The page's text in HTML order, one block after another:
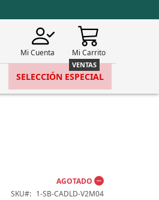
Mi Cuenta Mi Carrito
SELECCIÓN ESPECIAL
AGOTADO
SKU
1-SB-CADLD-V2M04